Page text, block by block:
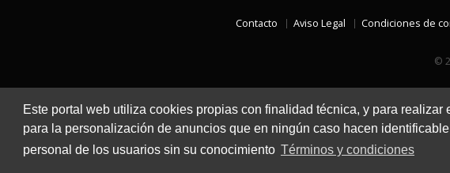
Este portal web utiliza cookies propias con finalidad técnica, y para
para la personalización de anuncios que en ningún caso hacen
personal de los usuarios sin su conocimiento Términos y condiciones
Contacto Aviso Legal Condiciones de
©